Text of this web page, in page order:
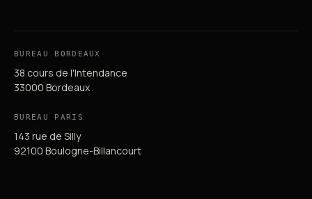
BUREAU BORDEAUX
38 cours de l'Intendance
33000 Bordeaux
BUREAU PARIS
143 rue de Silly
92100 Boulogne-Billancourt